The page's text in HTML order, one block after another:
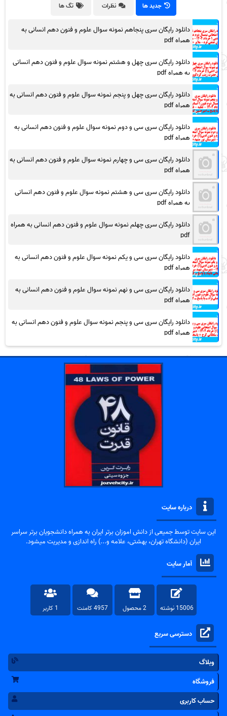
جدید ها نظرات تگ ها
دانلود رایگان سری پنجاهم نمونه سوال علوم و فنون دهم انسانی به
همراه pdf
دانلود رایگان سری چهل و هشتم نمونه سوال علوم و فنون دهم انسانی
به همراه pdf
دانلود رایگان سری چهل و پنجم نمونه سوال علوم و فنون دهم انسانی به
همراه pdf
دانلود رایگان سری سی و دوم نمونه سوال علوم و فنون دهم انسانی به
همراه pdf
دانلود رایگان سری سی و چهارم نمونه سوال علوم و فنون دهم انسانی به
همراه pdf
دانلود رایگان سری سی و هشتم نمونه سوال علوم و فنون دهم انسانی
به همراه pdf
دانلود رایگان سری چهلم نمونه سوال علوم و فنون دهم انسانی به همراه
pdf
دانلود رایگان سری سی و یکم نمونه سوال علوم و فنون دهم انسانی به
همراه pdf
دانلود رایگان سری سی و نهم نمونه سوال علوم و فنون دهم انسانی به
همراه pdf
دانلود رایگان سری سی و پنجم نمونه سوال علوم و فنون دهم انسانی به
همراه pdf
درباره سایت
این سایت توسط جمیعی از دانش اموزان برتر ایران به همراه دانشجویان برتر سراسر
ایران (دانشگاه تهران، بهشتی، علامه و...) راه اندازی و مدیریت میشود.
آمار سایت
15006 نوشته 2 محصول 4957 کامنت 1 کاربر
دسترسی سریع
وبلاگ
فروشگاه
حساب کاربری